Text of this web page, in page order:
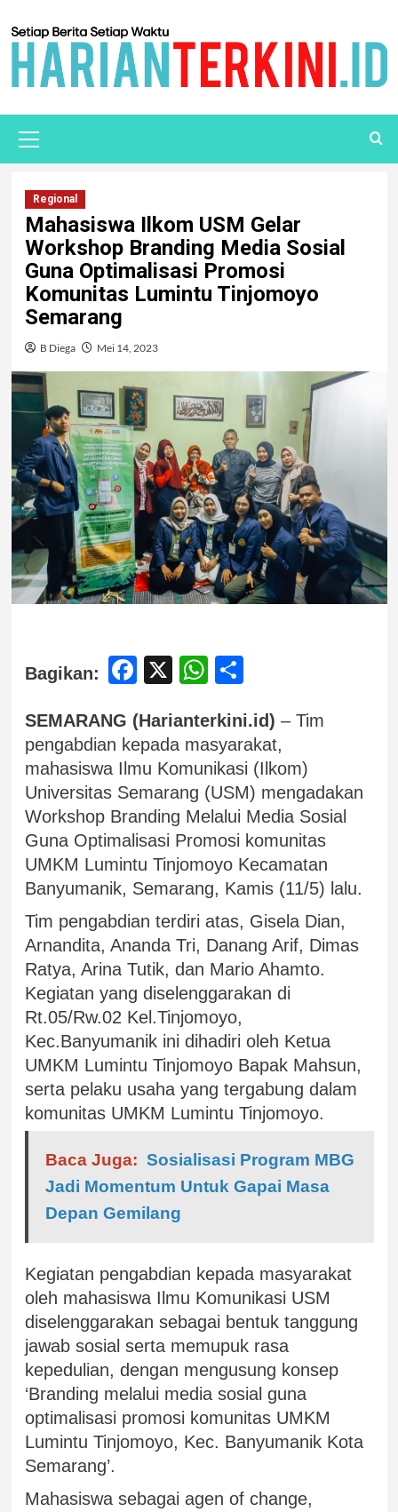
Regional
Mahasiswa Ilkom USM Gelar
Workshop Branding Media Sosial
Guna Optimalisasi Promosi
Komunitas Lumintu Tinjomoyo
Semarang
B Diega Mei 14, 2023
Bagikan: Facebook
X WhatsApp
SEMARANG (Harianterkini.id) – Tim
pengabdian kepada masyarakat,
mahasiswa Ilmu Komunikasi (Ilkom)
Universitas Semarang (USM) mengadakan
Workshop Branding Melalui Media Sosial
Guna Optimalisasi Promosi komunitas
UMKM Lumintu Tinjomoyo Kecamatan
Banyumanik, Semarang, Kamis (11/5) lalu.
Tim pengabdian terdiri atas, Gisela Dian,
Arnandita, Ananda Tri, Danang Arif, Dimas
Ratya, Arina Tutik, dan Mario Ahamto.
Kegiatan yang diselenggarakan di
Rt.05/Rw.02 Kel.Tinjomoyo,
Kec.Banyumanik ini dihadiri oleh Ketua
UMKM Lumintu Tinjomoyo Bapak Mahsun,
serta pelaku usaha yang tergabung dalam
komunitas UMKM Lumintu Tinjomoyo.
Baca Juga: Sosialisasi Program MBG
Jadi Momentum Untuk Gapai Masa
Depan Gemilang
Kegiatan pengabdian kepada masyarakat
oleh mahasiswa Ilmu Komunikasi USM
diselenggarakan sebagai bentuk tanggung
jawab sosial serta memupuk rasa
kepedulian, dengan mengusung konsep
‘Branding melalui media sosial guna
optimalisasi promosi komunitas UMKM
Lumintu Tinjomoyo, Kec. Banyumanik Kota
Semarang’.
Mahasiswa sebagai agen of change,